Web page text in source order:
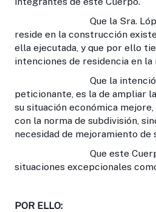
Que la Sra. López,
reside en la construcción
ella ejecutada, y que por ello
intenciones de residencia en la
Que la intención
peticionante, es la de ampliar
su situación económica
con la norma de subdivisión,
necesidad de mejoramiento de
Que este Cuerpo
situaciones excepcionales
POR ELLO: